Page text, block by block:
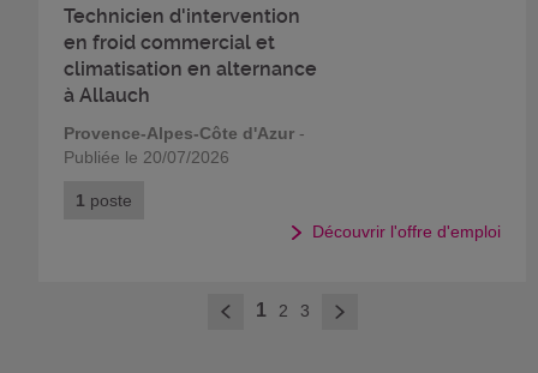
Technicien d'intervention
en froid commercial et
climatisation en alternance
à Allauch
Provence-Alpes-Côte d'Azur -
Publiée le 20/07/2026
1 poste
Découvrir l'offre d'emploi
< 1 2 3 >